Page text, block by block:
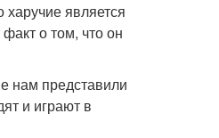
является
о том, что он
нам представили
и играют в